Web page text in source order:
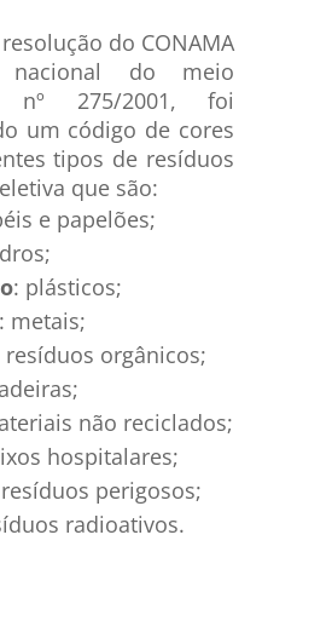
do CONAMA
nacional do meio
nº 275/2001, foi
um código de cores
tipos de resíduos
que são:
e papelões;
: plásticos;
metais;
resíduos orgânicos;
não reciclados;
hospitalares;
perigosos;
radioativos.